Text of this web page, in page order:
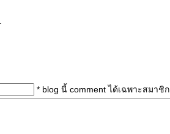
* blog นี้ comment ได้เฉพาะสมาชิก